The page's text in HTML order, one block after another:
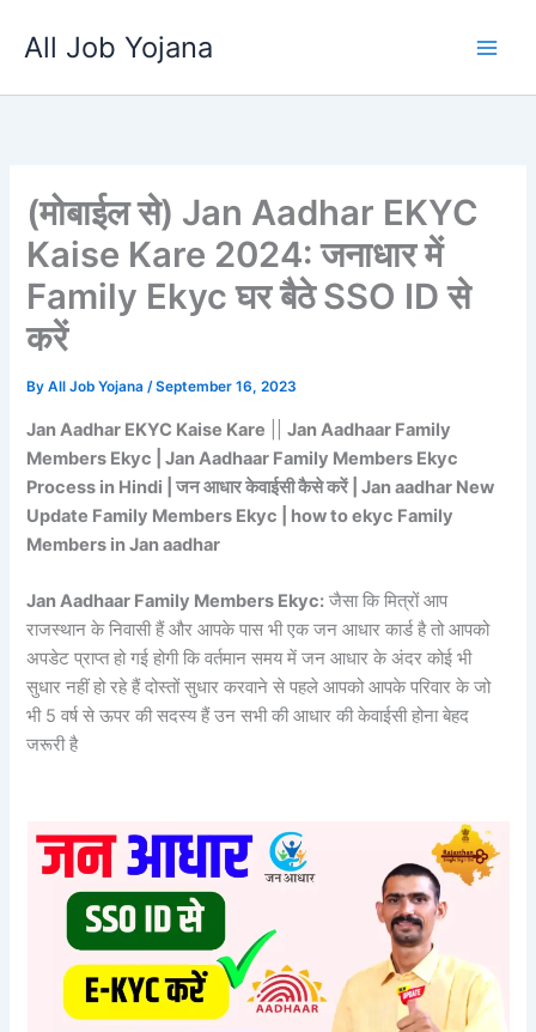
All Job Yojana
(मोबाईल से) Jan Aadhar EKYC
Kaise Kare 2024: जनाधार में
Family Ekyc घर बैठे SSO ID से
करें
ByAll Job Yojana/September 16, 2023
Jan Aadhar EKYC Kaise Kare ||Jan Aadhaar Family
Members Ekyc | Jan Aadhaar Family Members Ekyc
Process in Hindi | जन आधार केवाईसी कैसे करें | Jan aadhar New
Update Family Members Ekyc | how to ekyc Family
Members in Jan aadhar
Jan Aadhaar Family Members Ekyc: जैसा कि मित्रों आप
राजस्थान के निवासी हैं और आपके पास भी एक जन आधार कार्ड है तो आपको
अपडेट प्राप्त हो गई होगी कि वर्तमान समय में जन आधार के अंदर कोई भी
सुधार नहीं हो रहे हैं दोस्तों सुधार करवाने से पहले आपको आपके परिवार के जो
भी 5 वर्ष से ऊपर की सदस्य हैं उन सभी की आधार की केवाईसी होना बेहद
जरूरी है